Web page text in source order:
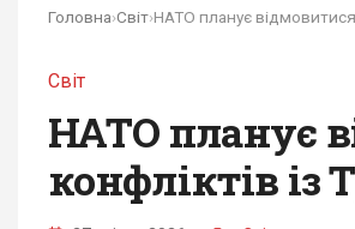
Головна›Світ›
Світ
НАТО планує
конфліктів